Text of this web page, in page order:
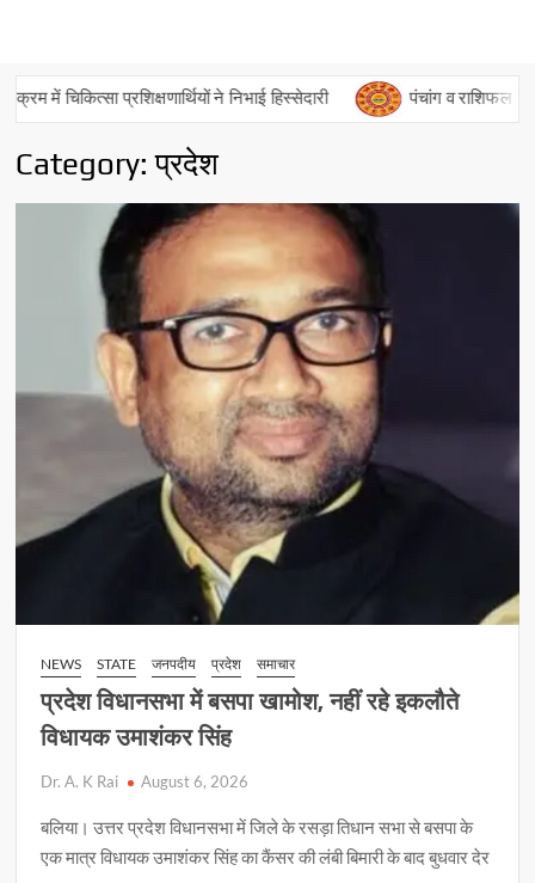
ने निभाई हिस्सेदारी पंचांग व राशिफल – 06 अगस्त 2026
Category:प्रदेश
NEWS STATE जनपदीय प्रदेश समाचार
प्रदेश विधानसभा में बसपा खामोश, नहीं रहे इकलौते
विधायक उमाशंकर सिंह
Dr. A. K Rai August 6, 2026
बलिया। उत्तर प्रदेश विधानसभा में जिले के रसड़ा तिधान सभा से बसपा के
एक मात्र विधायक उमाशंकर सिंह का कैंसर की लंबी बिमारी के बाद बुधवार देर